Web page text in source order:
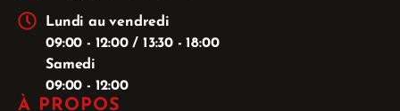
Lundi au vendredi
09:00 - 12:00 / 13:30 - 18:00
Samedi
09:00 - 12:00
À PROPOS